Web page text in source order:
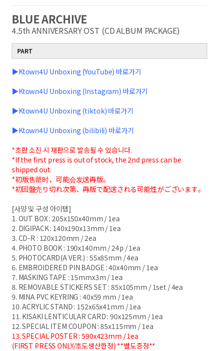
BLUE ARCHIVE
4.5th ANNIVERSARY OST (CD ALBUM PACKAGE)
PART
▶Ktown4U Unboxing (YouTube) 바로가기
▶Ktown4U Unboxing (Instagram) 바로가기
▶Ktown4U Unboxing (tiktok) 바로가기
▶Ktown4U Unboxing (bilibili) 바로가기
*초판 소진 시 재판으로 발송될 수 있습니다.
*If the first press is out of stock, the 2nd press can be
shipped out.
*初版售罄时，可能会发送再版。
*初回盤売り切れ次第、再版で配送される可能性がございます。
[사양 및 구성 아이템]
1. OUT BOX : 205x150x40mm / 1ea
2. DIGIPACK : 140x190x13mm / 1ea
3. CD-R : 120x120mm / 2ea
4. PHOTO BOOK : 190x140mm / 24p / 1ea
5. PHOTOCARD(A VER.) : 55x85mm / 4ea
6. EMBROIDERED PIN BADGE : 40x40mm / 1ea
7. MASKING TAPE : 15mmx3m / 1ea
8. REMOVABLE STICKERS SET : 85x105mm / 1set / 4ea
9. MINA PVC KEYRING : 40x59 mm / 1ea
10. ACRYLIC STAND : 152x65x41mm / 1ea
11. KISAKI LENTICULAR CARD : 90x125mm / 1ea
12. SPECIAL ITEM COUPON : 85x115mm / 1ea
13. SPECIAL POSTER : 590x423mm / 1ea
(FIRST PRESS ONLY/초도생산한정) **별도증정**